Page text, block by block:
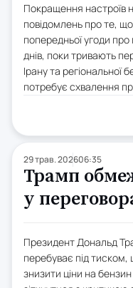
Покращення настроїв
повідомлень про те,
попередньої угоди
днів, поки тривають
Ірану та
потребує схвалення
29 трав. 202606:35
Трамп
у
Президент Дональд
перебуває під тиском,
знизити ціни на